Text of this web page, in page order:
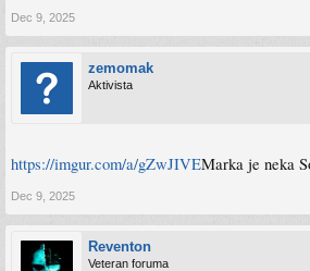
Dec 9, 2025
zemomak
Aktivista
https://imgur.com/a/gZwJIVEMarka je neka
Dec 9, 2025
Reventon
Veteran foruma